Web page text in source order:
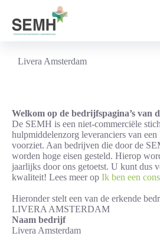
inhoud
Livera Amsterdam
Welkom op de bedrijfspagina’s van
De SEMH is een niet-commerciële
hulpmiddelenzorg leveranciers van een
voorziet. Aan bedrijven die door de
worden hoge eisen gesteld. Hierop
jaarlijks door ons getoetst. U kunt dus
kwaliteit! Lees meer op Ik ben een
Hieronder stelt een van de erkende
LIVERA AMSTERDAM
Naam bedrijf
Livera Amsterdam